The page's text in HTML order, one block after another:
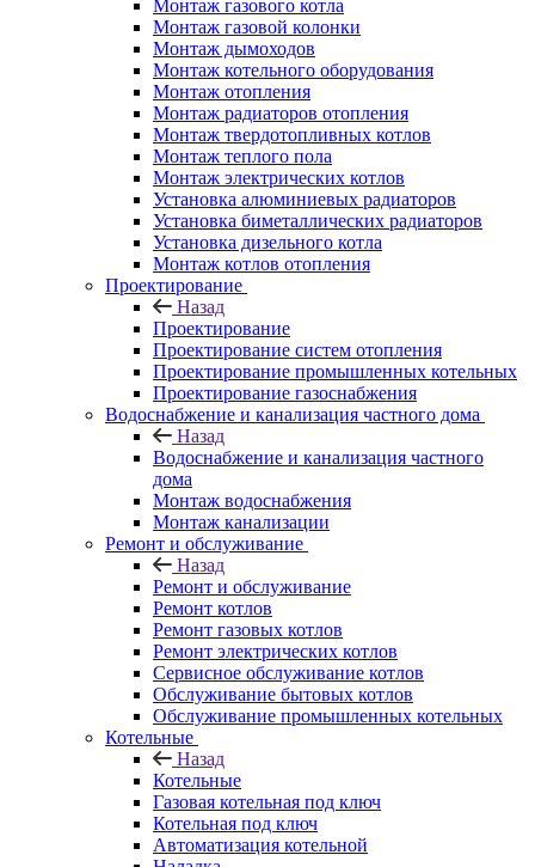
Монтаж газового котла
Монтаж газовой колонки
Монтаж дымоходов
Монтаж котельного оборудования
Монтаж отопления
Монтаж радиаторов отопления
Монтаж твердотопливных котлов
Монтаж теплого пола
Монтаж электрических котлов
Установка алюминиевых радиаторов
Установка биметаллических радиаторов
Установка дизельного котла
Монтаж котлов отопления
Проектирование
Назад
Проектирование
Проектирование систем отопления
Проектирование промышленных котельных
Проектирование газоснабжения
Водоснабжение и канализация частного дома
Назад
Водоснабжение и канализация частного
дома
Монтаж водоснабжения
Монтаж канализации
Ремонт и обслуживание
Назад
Ремонт и обслуживание
Ремонт котлов
Ремонт газовых котлов
Ремонт электрических котлов
Сервисное обслуживание котлов
Обслуживание бытовых котлов
Обслуживание промышленных котельных
Котельные
Назад
Котельные
Газовая котельная под ключ
Котельная под ключ
Автоматизация котельной